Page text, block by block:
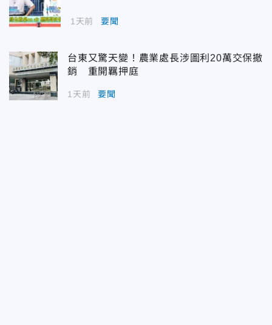
1天前 要聞
台東又驚天變！農業處長涉圖利20萬交保撤
銷 重開羈押庭
1天前 要聞